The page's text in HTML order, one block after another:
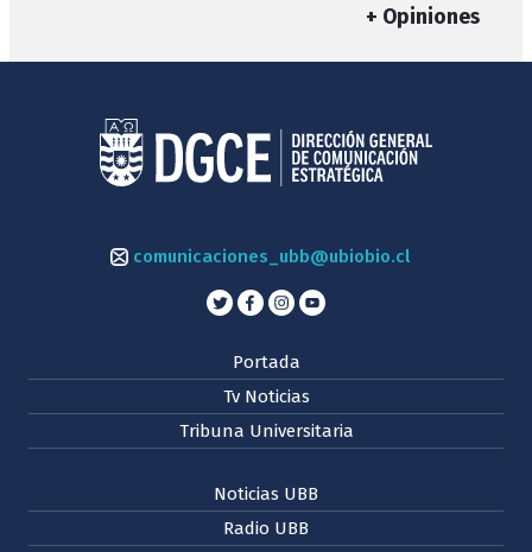
+ Opiniones
comunicaciones_ubb@ubiobio.cl
Portada
Tv Noticias
Tribuna Universitaria
Noticias UBB
Radio UBB